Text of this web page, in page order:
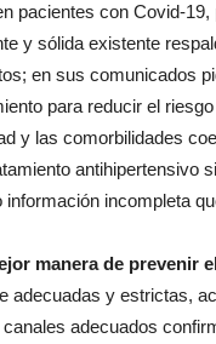
pacientes con Covid-
y sólida existente
en sus comunicados
para reducir el
y las comorbilidades
antihipertensivo
incompleta
manera de prevenir
adecuadas y estrictas,
adecuados